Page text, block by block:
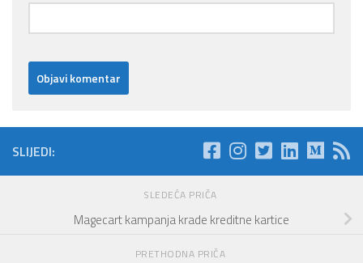
SLIJEDI:
SLEDEĆA PRIČA
Magecart kampanja krade kreditne kartice
PRETHODNA PRIČA